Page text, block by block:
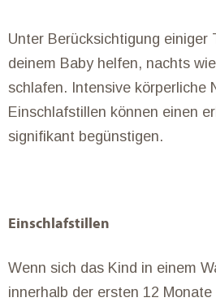
Unter Berücksichtigung einiger
deinem Baby helfen, nachts
schlafen. Intensive körperliche
Einschlafstillen können einen
signifikant begünstigen.
Einschlafstillen
Wenn sich das Kind in einem
innerhalb der ersten 12